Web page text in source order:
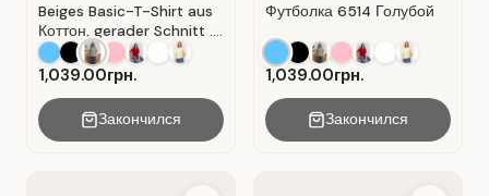
Beiges Basic-T-Shirt aus
Коттон, gerader Schnitt .
Beige.
1,039.00грн.
Закончился
Футболка 6514 Голубой
1,039.00грн.
Закончился